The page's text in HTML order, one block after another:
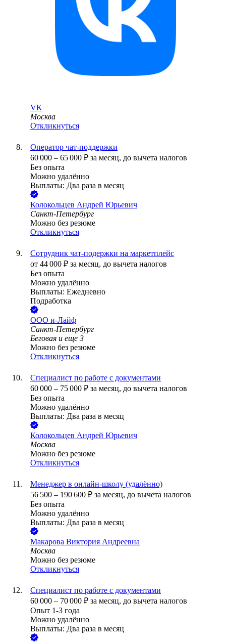
VK
Москва
Откликнуться
Оператор чат-поддержки
60 000 – 65 000 ₽ за месяц, до вычета налогов
Без опыта
Можно удалённо
Выплаты: Два раза в месяц
Колокольцев Андрей Юрьевич
Санкт-Петербург
Можно без резюме
Откликнуться
Сотрудник чат-подержки на маркетплейс
от 44 000 ₽ за месяц, до вычета налогов
Без опыта
Можно удалённо
Выплаты: Ежедневно
Подработка
ООО и-Лайф
Санкт-Петербург
Беговая и еще 3
Можно без резюме
Откликнуться
Специалист по работе с документами
60 000 – 75 000 ₽ за месяц, до вычета налогов
Без опыта
Можно удалённо
Выплаты: Два раза в месяц
Колокольцев Андрей Юрьевич
Москва
Можно без резюме
Откликнуться
Менеджер в онлайн-школу (удалённо)
56 500 – 190 600 ₽ за месяц, до вычета налогов
Без опыта
Можно удалённо
Выплаты: Два раза в месяц
Макарова Виктория Андреевна
Москва
Можно без резюме
Откликнуться
Специалист по работе с документами
60 000 – 70 000 ₽ за месяц, до вычета налогов
Опыт 1-3 года
Можно удалённо
Выплаты: Два раза в месяц